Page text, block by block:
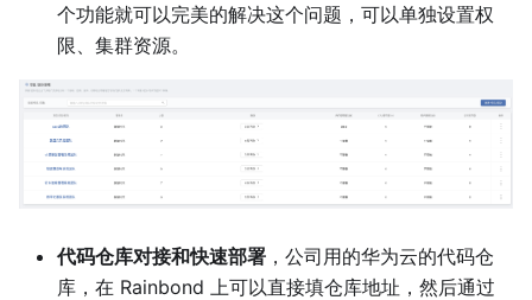
个功能就可以完美的解决这个问题，可以单独设置权
限、集群资源。
代码仓库对接和快速部署 ，公司用的华为云的代码仓
库，在 Rainbond 上可以直接填仓库地址，然后通过